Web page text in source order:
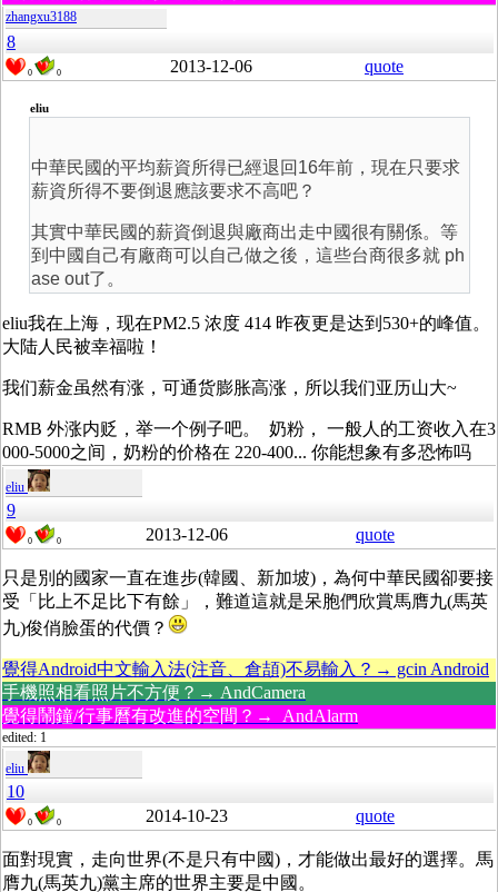
zhangxu3188
8
0 0 2013-12-06 quote
eliu
中華民國的平均薪資所得已經退回16年前，現在只要求
薪資所得不要倒退應該要求不高吧？
其實中華民國的薪資倒退與廠商出走中國很有關係。等
到中國自己有廠商可以自己做之後，這些台商很多就 ph
ase out了。
eliu我在上海，现在PM2.5 浓度 414 昨夜更是达到530+的峰值。
大陆人民被幸福啦！
我们薪金虽然有涨，可通货膨胀高涨，所以我们亚历山大~
RMB 外涨内贬，举一个例子吧。 奶粉， 一般人的工资收入在3
000-5000之间，奶粉的价格在 220-400... 你能想象有多恐怖吗
eliu
9
0 0 2013-12-06 quote
只是別的國家一直在進步(韓國、新加坡)，為何中華民國卻要接
受「比上不足比下有餘」，難道這就是呆胞們欣賞馬膺九(馬英
九)俊俏臉蛋的代價？
覺得Android中文輸入法(注音、倉頡)不易輸入？→ gcin Android
手機照相看照片不方便？→ AndCamera
覺得鬧鐘/行事曆有改進的空間？→ AndAlarm
edited: 1
eliu
10
0 0 2014-10-23 quote
面對現實，走向世界(不是只有中國)，才能做出最好的選擇。馬
膺九(馬英九)黨主席的世界主要是中國。